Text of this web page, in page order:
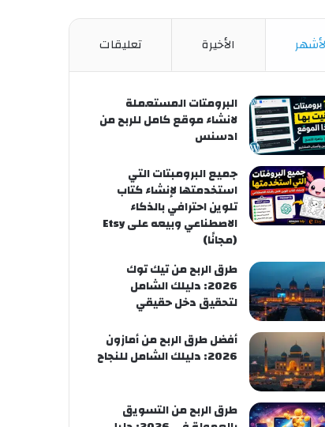
الأخيرة تعليقات
البرومتات المستعملة
لانشاء موقع كامل للربح من
ادسنس
جميع البرومبتات التي
استخدمتها لإنشاء كتاب
تلوين احترافي بالذكاء
الاصطناعي وبيعه على Etsy
(مجانًا)
طرق الربح من تيك توك
2026: دليلك الشامل
لتحقيق دخل حقيقي
أفضل طرق الربح من أمازون
2026: دليلك الشامل للنجاح
طرق الربح من التسويق